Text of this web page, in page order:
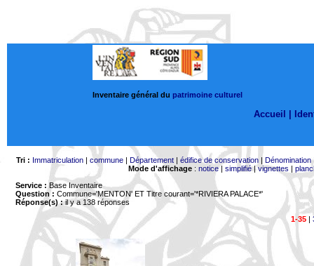
Inventaire général du patrimoine culturel
Accueil |
Tri : Immatriculation| commune| Département| édifice de conservation| Dénomination
Mode d'affichage: notice| simplifié|vignettes |
Service : Base Inventaire
Question : Commune='MENTON' ET Titre courant='*RIVIERA PALACE*'
Réponse(s) :il y a 138 réponses
1-35|